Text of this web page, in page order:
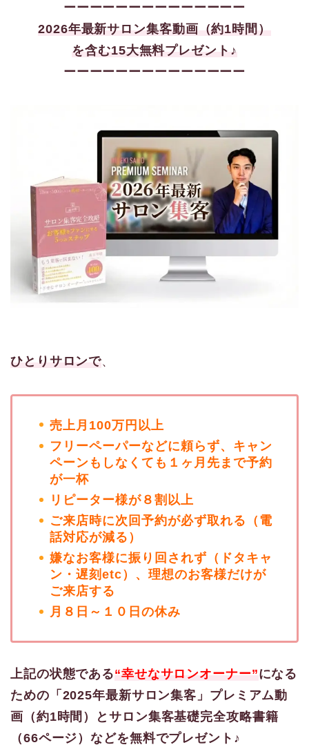
ーーーーーーーーーーーーーー
2026年最新サロン集客動画（約1時間）
を含む15大無料プレゼント♪
ーーーーーーーーーーーーーー
ひとりサロンで、
売上月100万円以上
フリーペーパーなどに頼らず、キャン
ペーンもしなくても１ヶ月先まで予約
が一杯
リピーター様が８割以上
ご来店時に次回予約が必ず取れる（電
話対応が減る）
嫌なお客様に振り回されず（ドタキャ
ン・遅刻etc）、理想のお客様だけが
ご来店する
月８日～１０日の休み
上記の状態である“幸せなサロンオーナー”になる
ための「2025年最新サロン集客」プレミアム動
画（約1時間）とサロン集客基礎完全攻略書籍
（66ページ）などを無料でプレゼント♪